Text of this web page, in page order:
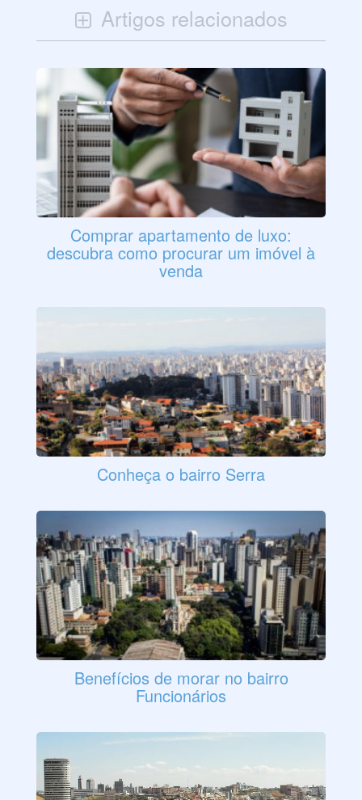
Artigos relacionados
Comprar apartamento de luxo:
descubra como procurar um imóvel à
venda
Conheça o bairro Serra
Benefícios de morar no bairro
Funcionários